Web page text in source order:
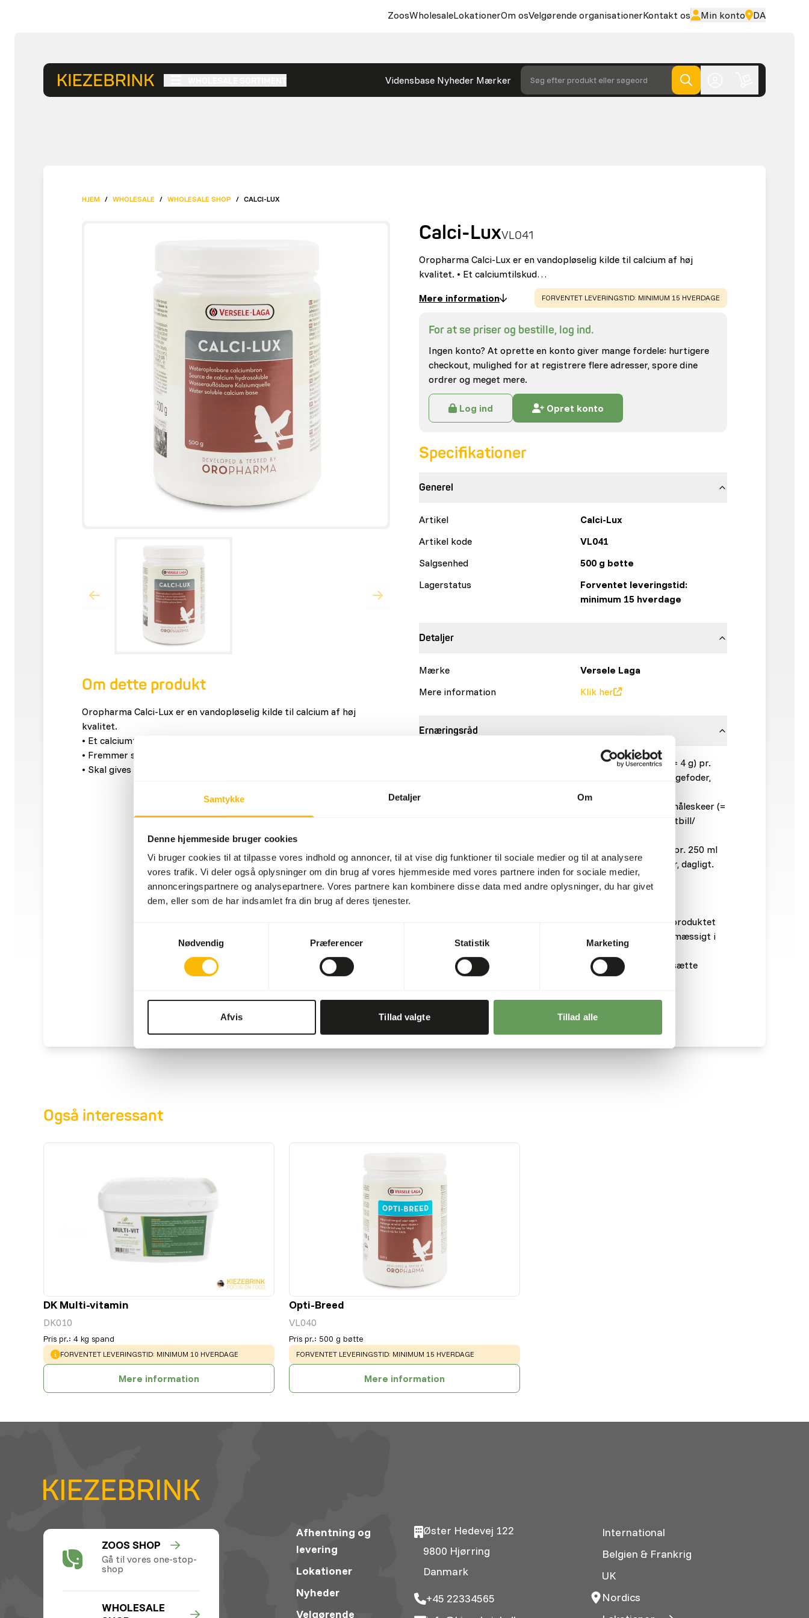
Samtykke Detaljer Om
Denne hjemmeside bruger cookies
Vi bruger cookies til at tilpasse vores indhold og annoncer, til at vise dig funktioner til sociale medier og til at analysere
vores trafik. Vi deler også oplysninger om din brug af vores hjemmeside med vores partnere inden for sociale medier,
annonceringspartnere og analysepartnere. Vores partnere kan kombinere disse data med andre oplysninger, du har givet
dem, eller som de har indsamlet fra din brug af deres tjenester.
Nødvendig
Præferencer Statistik Marketing
Afvis Tillad valgte Tillad alle
ZoosWholesaleLokationerOm osVelgørende organisationerKontakt os Min konto DA
Vidensbase Nyheder Mærker Søg efter produkt eller søgeord
HJEM / WHOLESALE / WHOLESALE SHOP / CALCI-LUX
Om dette produkt
Oropharma Calci-Lux er en vandopløselig kilde til calcium af høj
kvalitet.
• Et calciumtilskud designet til optimal æggeskalsdannelse.
• Fremmer sund skeletudvikling hos unge fugle.
• Skal gives som tilskud i ynglesæsonen og i tilfælde af calciummangel.
Calci-LuxVL041
Oropharma Calci-Lux er en vandopløselig kilde til calcium af høj
kvalitet. • Et calciumtilskud…
Mere information
WARNING:
FORVENTET LEVERINGSTID: MINIMUM 15 HVERDAGE
For at se priser og bestille, log ind.
Ingen konto? At oprette en konto giver mange fordele: hurtigere
checkout, mulighed for at registrere flere adresser, spore dine
ordrer og meget mere.
Log ind Opret konto
Specifikationer
Generel
Artikel
Calci-Lux
Artikel kode
VL041
Salgsenhed
500 g bøtte
Lagerstatus
Forventet leveringstid:
minimum 15 hverdage
Detaljer
Mærke
Versele Laga
Mere information
Klik her
Ernæringsråd
• Til voksne fugle uden for ynglesæsonen: 1 jævn måleske (= 4 g) pr.
250 ml drikkevand eller pr. 100 g fugtet ORLUX softbill/æggefoder,
• Tilførsel af kalcium før og under yngleperioden: 2 jævne måleskeer (=
8 g) pr. 250 ml drikkevand eller pr. 100 g fugtet ORLUX softbill/
• Behandling af kalciummangel: 3 jævne måleskeer (= 12 g) pr. 250 ml
drikkevand eller pr. 100 g fugtet ORLUX softbill/æggefoder, dagligt.
• Opbevares køligt og tørt.
• For at lade produktet opløses anbefales det at tilberede produktet
mindst 10-15 minutter før brug og at ryste eller røre regelmæssigt i
• For at få en bedre optagelse af kalcium anbefaler vi at tilsætte
ekstra D3-vitamin.
Også interessant
DK Multi-vitamin
DK010
Pris pr.: 4 kg spand
WARNING:
FORVENTET LEVERINGSTID: MINIMUM 10 HVERDAGE
Mere information
Opti-Breed
VL040
Pris pr.: 500 g bøtte
WARNING:
FORVENTET LEVERINGSTID: MINIMUM 15 HVERDAGE
Mere information
ZOOS SHOP
Gå til vores one-stop-
shop
WHOLESALE
Afhentning og
levering
Lokationer
Nyheder
Velgørende
Øster Hedevej 122
9800 Hjørring
Danmark
+45 22334565
International
Belgien & Frankrig
UK
Nordics